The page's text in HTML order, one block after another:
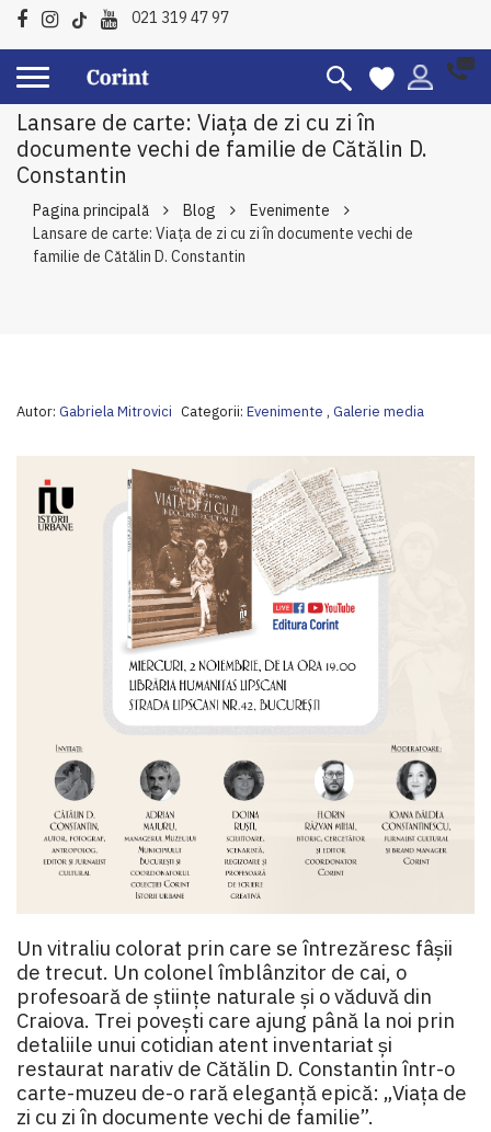
021 319 47 97
Lansare de carte: Viața de zi cu zi în
documente vechi de familie de Cătălin D.
Constantin
Pagina principală Blog
Evenimente
Lansare de carte: Viața de zi cu zi în documente vechi de
familie de Cătălin D. Constantin
Autor: Gabriela Mitrovici Categorii: Evenimente , Galerie media
Un vitraliu colorat prin care se întrezăresc fâșii
de trecut. Un colonel îmblânzitor de cai, o
profesoară de științe naturale și o văduvă din
Craiova. Trei povești care ajung până la noi prin
detaliile unui cotidian atent inventariat și
restaurat narativ de Cătălin D. Constantin într-o
carte-muzeu de-o rară eleganță epică: „Viața de
zi cu zi în documente vechi de familie”.